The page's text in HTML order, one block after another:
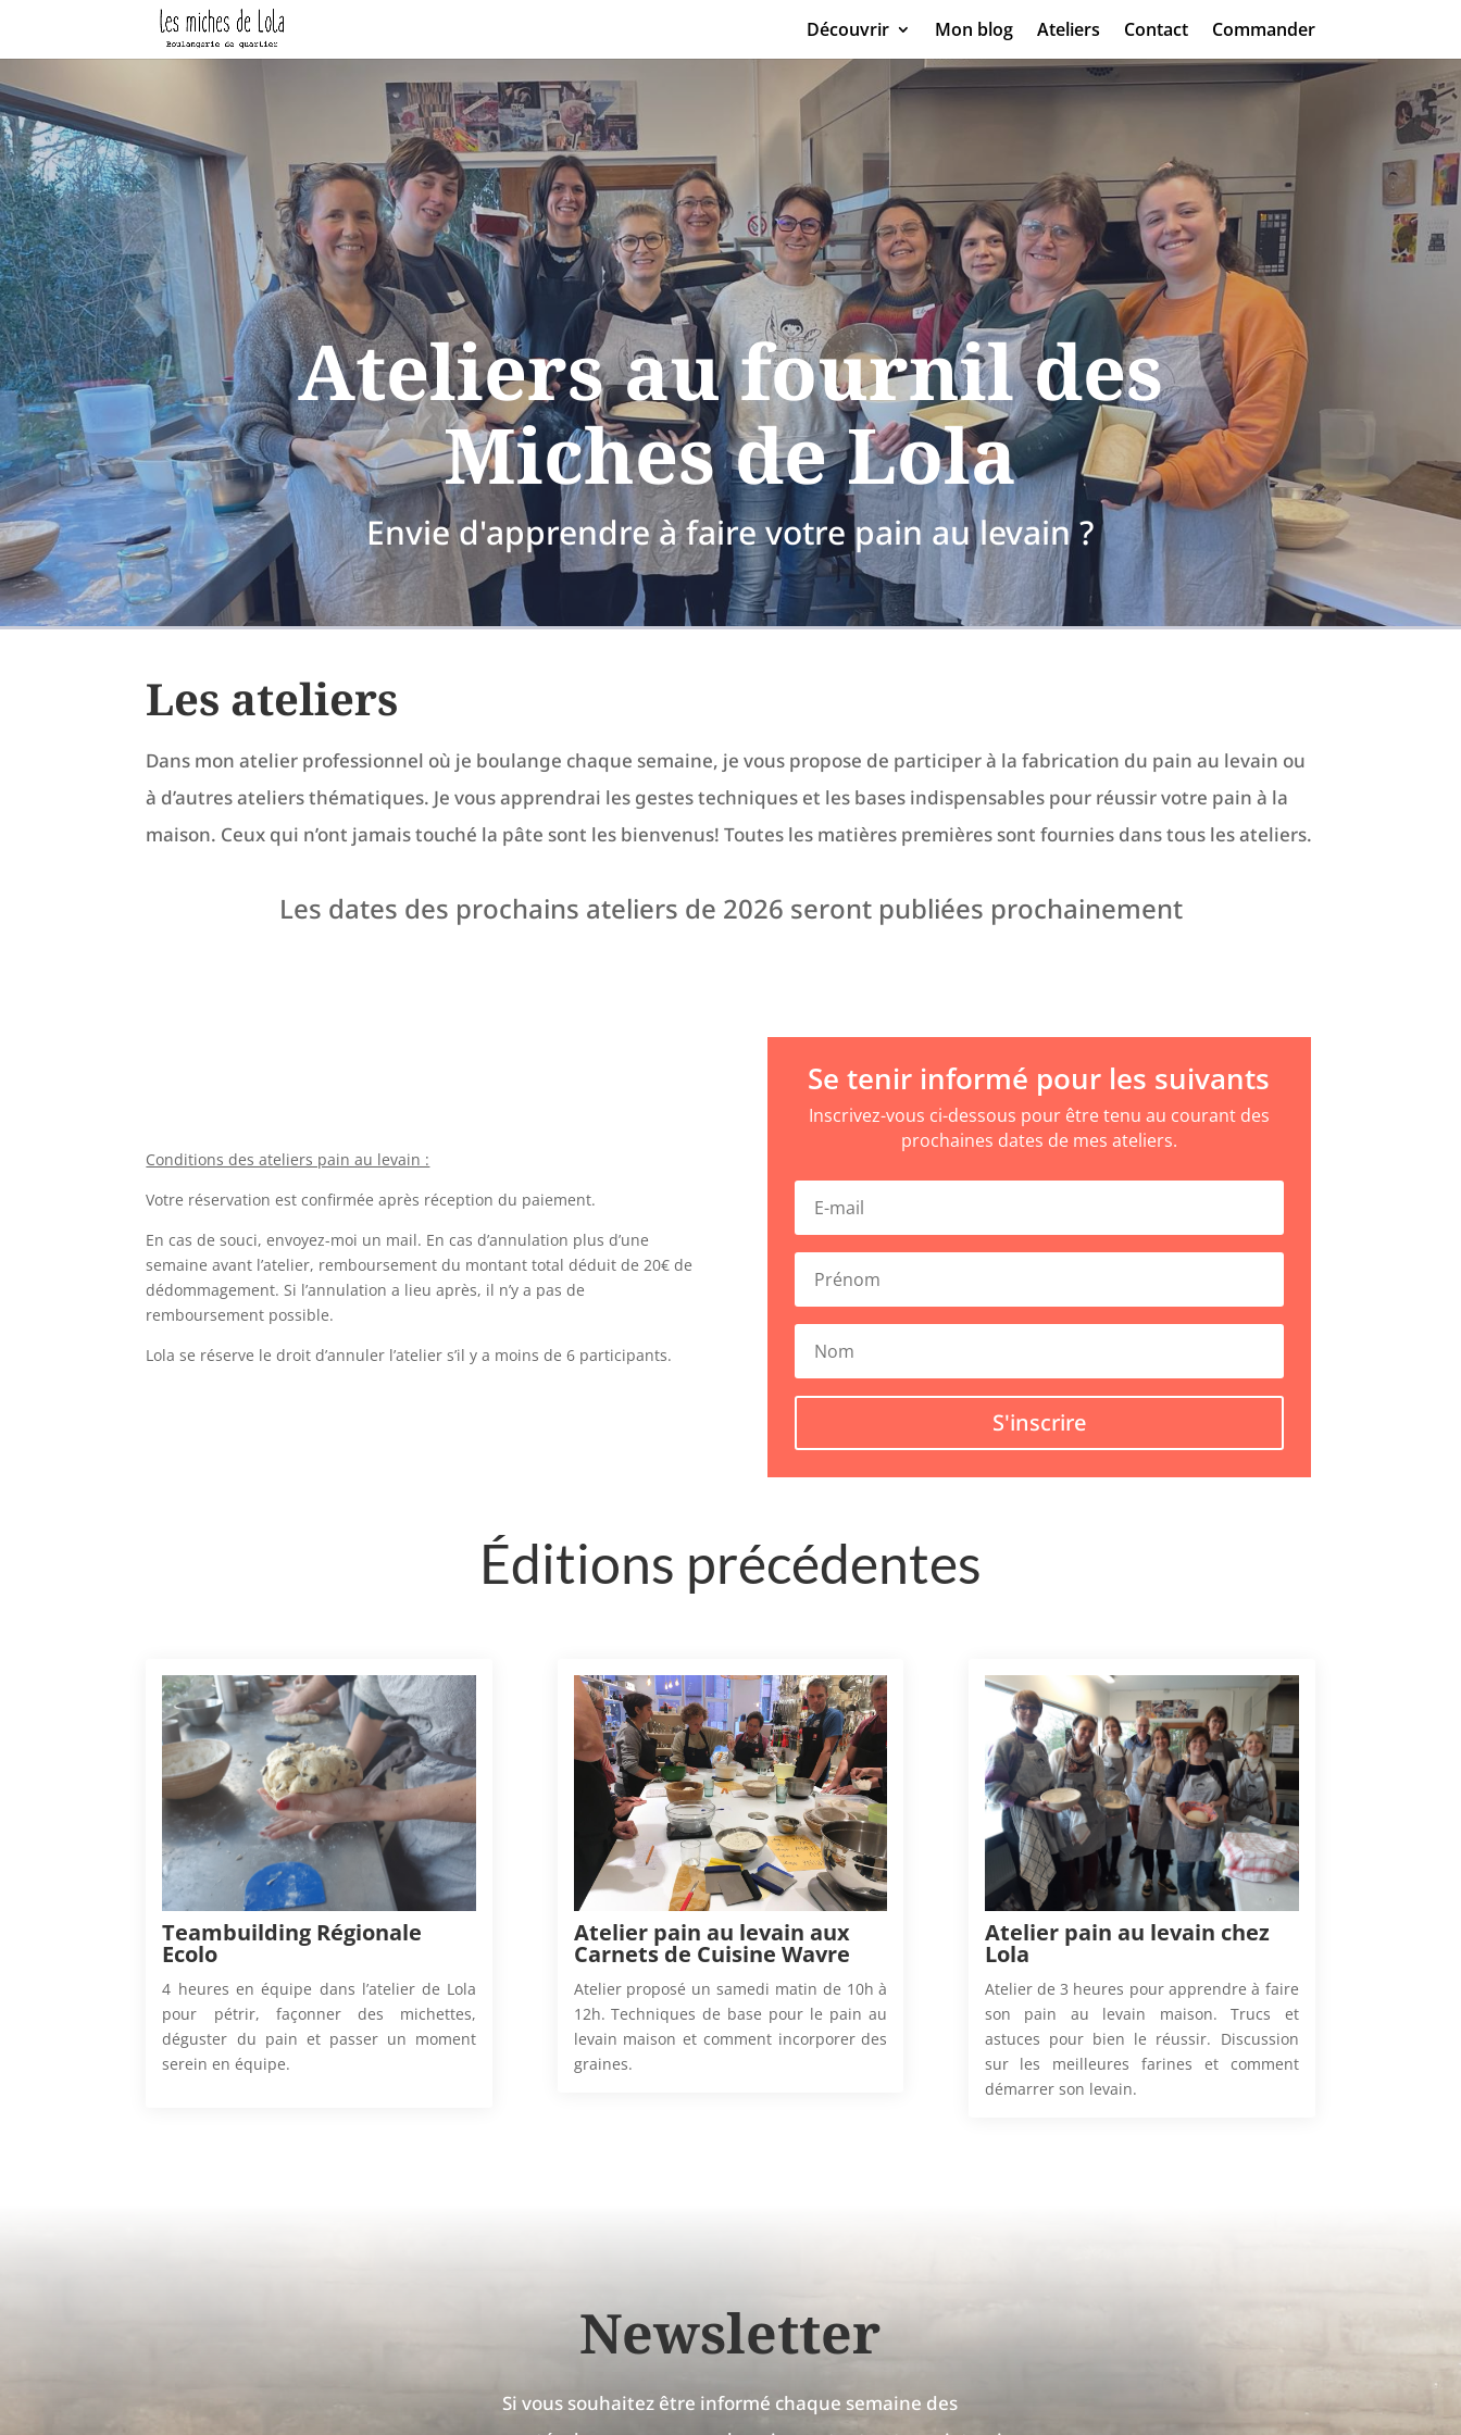
Découvrir Mon blog Ateliers Contact Commander
Ateliers au fournil des
Miches de Lola
Envie d'apprendre à faire votre pain au levain ?
Les ateliers
Dans mon atelier professionnel où je boulange chaque semaine, je vous propose de participer à la fabrication du pain au levain ou
à d’autres ateliers thématiques. Je vous apprendrai les gestes techniques et les bases indispensables pour réussir votre pain à la
maison. Ceux qui n’ont jamais touché la pâte sont les bienvenus!Toutes les matières premières sont fournies dans tous les ateliers.
Les dates des prochains ateliers de 2026 seront publiées prochainement
Conditions des ateliers pain au levain :
Votre réservation est confirmée après réception du paiement.
En cas de souci, envoyez-moi un mail. En cas d’annulation plus d’une
semaine avant l’atelier, remboursement du montant total déduit de 20€ de
dédommagement. Si l’annulation a lieu après, il n’y a pas de
remboursement possible.
Lola se réserve le droit d’annuler l’atelier s’il y a moins de 6 participants.
Se tenir informé pour les suivants
Inscrivez-vous ci-dessous pour être tenu au courant des
prochaines dates de mes ateliers.
S'inscrire
Éditions précédentes
Teambuilding Régionale
Ecolo
4 heures en équipe dans l’atelier de Lola
pour pétrir, façonner des michettes,
déguster du pain et passer un moment
serein en équipe.
Atelier pain au levain aux
Carnets de Cuisine Wavre
Atelier proposé un samedi matin de 10h à
12h. Techniques de base pour le pain au
levain maison et comment incorporer des
graines.
Atelier pain au levain chez
Lola
Atelier de 3 heures pour apprendre à faire
son pain au levain maison. Trucs et
astuces pour bien le réussir. Discussion
sur les meilleures farines et comment
démarrer son levain.
Newsletter
Si vous souhaitez être informé chaque semaine des